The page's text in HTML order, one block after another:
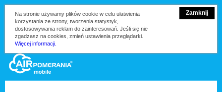
Zamknij
Na stronie używamy plików cookie w celu ułatwienia
korzystania ze strony, tworzenia statystyk,
dostosowywania reklam do zainteresowań. Jeśli się nie
zgadzasz na cookies, zmień ustawienia przeglądarki.
Więcej informacji.